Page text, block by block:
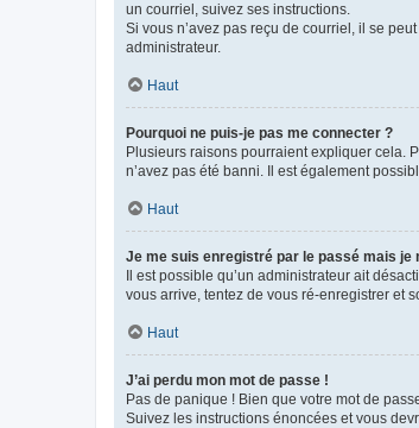
un courriel, suivez ses instructions.
Si vous n’avez pas reçu de courriel, il se
administrateur.
Haut
Pourquoi ne puis-je pas me connecter ?
Plusieurs raisons pourraient expliquer cela.
n’avez pas été banni. Il est également
Haut
Je me suis enregistré par le passé mais je
Il est possible qu’un administrateur ait
vous arrive, tentez de vous ré-enregistrer et
Haut
J’ai perdu mon mot de passe !
Pas de panique ! Bien que votre mot de
Suivez les instructions énoncées et vous